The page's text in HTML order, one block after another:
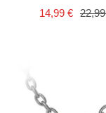
Precio
14,99 €